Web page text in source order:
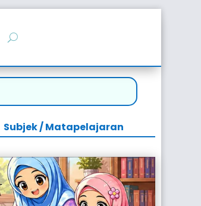
Subjek / Matapelajaran